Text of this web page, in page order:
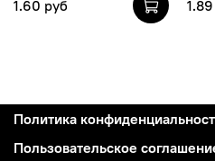
1.60 руб
Политика
Пользовательское